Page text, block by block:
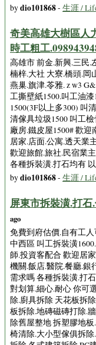
bydio101868- 生涯 /
奇美高雄大樹區人
時工粗工
高雄市 前金.新興.三民.
楠梓.大社 大寮.橋頭.岡
燕巢.旗津.苓雅. z w3
工撕壁紙1500.叫工油
1500(3F以上多300) 叫
清傢具垃圾1500 叫工
廠房.鐵皮屋1500# 歡
居家.店面.公寓.透天業
歡迎旅館.旅社.民宿業
各種拆裝潢.打石均有
bydio101868- 生涯 /
屏東市拆裝潢.打石
ago
免費到府估價.自有工
中西區 叫工拆裝潢
師.投資客配合 歡迎居
機關.飯店.醫院.餐廳.銀
需求嗎 各種拆裝潢.打
對划算.細心.耐心 你可
除.廚具拆除 天花板拆
板拆除.地磚磁磚打除.
除舊屋整地 拆塑膠地
椅清除.大小型傢俱拆